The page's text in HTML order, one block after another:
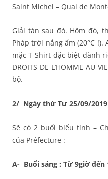
Saint Michel – Quai de
Giải tán sau đó. Hôm đó,
Pháp trời nắng ấm (20°C
mặc T-Shirt đặc biệt dành
DROITS DE L’HOMME AU
bộ.
2/ Ngày thứ Tư 25/09/
Sẽ có 2 buổi biểu tình –
của Préfecture :
A- Buổi sáng : Từ 9giờ đến